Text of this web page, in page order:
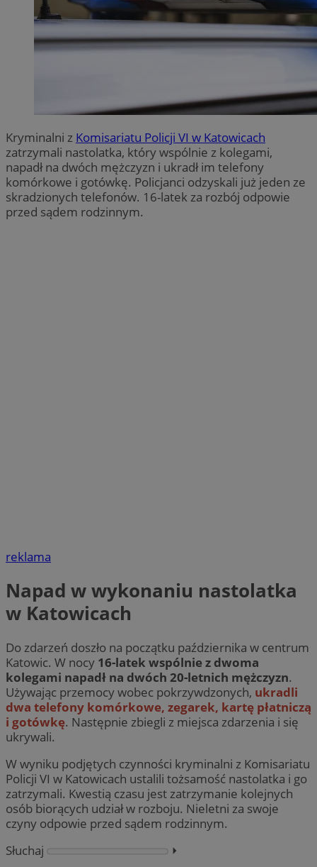
Kryminalni z Komisariatu Policji VI w Katowicach
zatrzymali nastolatka, który wspólnie z kolegami,
napadł na dwóch mężczyzn i ukradł im telefony
komórkowe i gotówkę. Policjanci odzyskali już jeden ze
skradzionych telefonów. 16-latek za rozbój odpowie
przed sądem rodzinnym.
reklama
Napad w wykonaniu nastolatka
w Katowicach
Do zdarzeń doszło na początku października w centrum
Katowic. W nocy 16-latek wspólnie z dwoma
kolegami napadł na dwóch 20-letnich mężczyzn.
Używając przemocy wobec pokrzywdzonych, ukradli
dwa telefony komórkowe, zegarek, kartę płatniczą
i gotówkę. Następnie zbiegli z miejsca zdarzenia i się
ukrywali.
W wyniku podjętych czynności kryminalni z Komisariatu
Policji VI w Katowicach ustalili tożsamość nastolatka i go
zatrzymali. Kwestią czasu jest zatrzymanie kolejnych
osób biorących udział w rozboju. Nieletni za swoje
czyny odpowie przed sądem rodzinnym.
Słuchaj
⏵︎